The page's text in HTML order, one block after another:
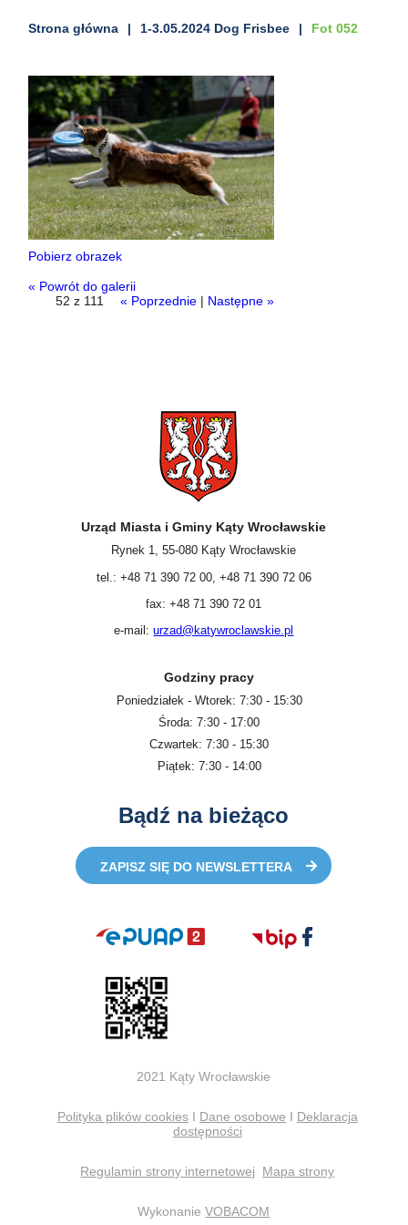
Strona główna 1-3.05.2024 Dog Frisbee Fot 052
Pobierz obrazek
« Powrót do galerii
52 z 111
« Poprzednie | Następne »
Urząd Miasta i Gminy Kąty Wrocławskie
Rynek 1, 55-080 Kąty Wrocławskie
tel.: +48 71 390 72 00, +48 71 390 72 06
fax: +48 71 390 72 01
e-mail:urzad@katywroclawskie.pl
Godziny pracy
Poniedziałek - Wtorek: 7:30 - 15:30
Środa: 7:30 - 17:00
Czwartek: 7:30 - 15:30
Piątek: 7:30 - 14:00
Bądź na bieżąco
ZAPISZ SIĘ DO NEWSLETTERA
2021 Kąty Wrocławskie
Polityka plików cookiesI Dane osobowe I Deklaracja
dostępności
Regulamin strony internetowej Mapa strony
WykonanieVOBACOM